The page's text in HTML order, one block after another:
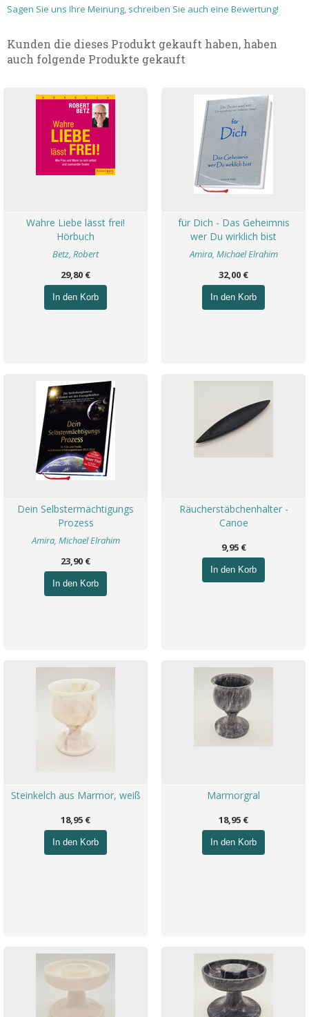
Sagen Sie uns Ihre Meinung, schreiben Sie auch eine Bewertung!
Kunden die dieses Produkt gekauft haben, haben
auch folgende Produkte gekauft
Wahre Liebe lässt frei!
Hörbuch
Betz, Robert
29,80 €
In den Korb
für Dich - Das Geheimnis
wer Du wirklich bist
Amira, Michael Elrahim
32,00 €
In den Korb
Dein Selbstermächtigungs
Prozess
Amira, Michael Elrahim
23,90 €
In den Korb
Räucherstäbchenhalter -
Canoe
9,95 €
In den Korb
Steinkelch aus Marmor, weiß
18,95 €
In den Korb
Marmorgral
18,95 €
In den Korb